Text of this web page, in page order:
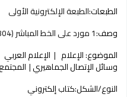
الطبعات:الطبعة الإلكترونية الأولى
وصف:1 مورد على الخط المباشر (304 صفحة)
الموضوع:الإعلام الإعلام العربي
وسائل الإتصال الجماهيري
النوع/الشكل:كتاب إلكتروني